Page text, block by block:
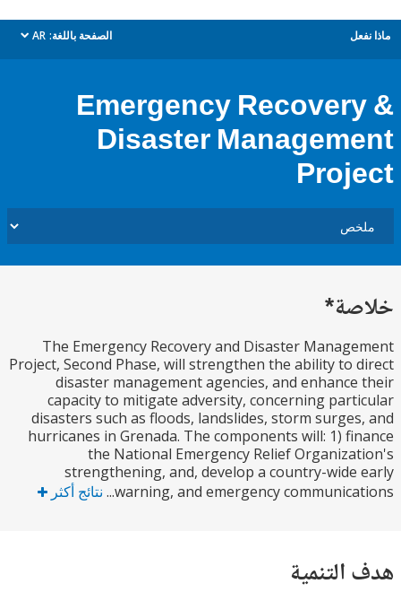
الصفحة باللغة: AR
dropdown
Emergency
Disaster
The Emergency Recovery and Disaster
Project, Second Phase, will strengthen the ability to
disaster management agencies, and
capacity to mitigate adversity, concerning
disasters such as floods, landslides, storm
hurricanes in Grenada. The components will: 1)
the National Emergency Relief
strengthening, and, develop a country-
warning, and emergency نتائج أكثر